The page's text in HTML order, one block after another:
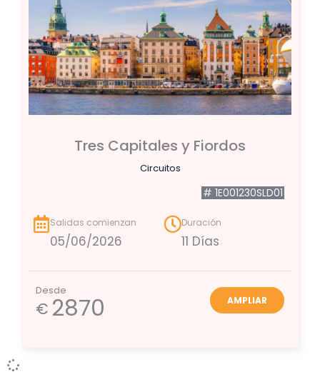
Tres Capitales y Fiordos
Circuitos
# 1E001230SLD01
Salidas comienzan
05/06/2026
Duración
11 Días
Desde
€ 2870 AMPLIAR